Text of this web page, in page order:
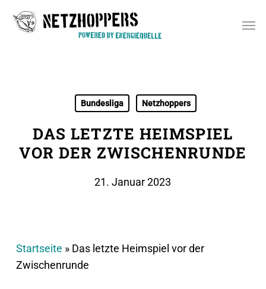
Bundesliga Netzhoppers
DAS LETZTE HEIMSPIEL
VOR DER ZWISCHENRUNDE
21. Januar 2023
Startseite » Das letzte Heimspiel vor der
Zwischenrunde